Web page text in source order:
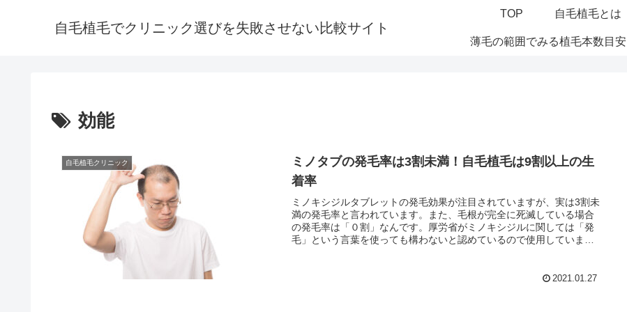
自毛植毛でクリニック選びを失敗させない比較サイト
TOP 自毛植毛とは
薄毛の範囲でみる植毛本数目安
効能
自毛植毛クリニック
ミノタブの発毛率は3割未満！自毛植毛は9割以上の生
着率
ミノキシジルタブレットの発毛効果が注目されていますが、実は3割未
満の発毛率と言われています。また、毛根が完全に死滅している場合
の発毛率は「０割」なんです。厚労省がミノキシジルに関しては「発
毛」という言葉を使っても構わないと認めているので使用しています
していないお薬なので副作用などのリスクが伴うお薬になります。リ
2021.01.27